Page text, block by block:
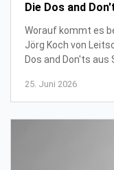
Die Dos and
Worauf kommt es
Jörg Koch von
Dos and Don'ts
25. Juni 2026